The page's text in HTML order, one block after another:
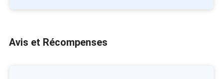
Avis et Récompenses